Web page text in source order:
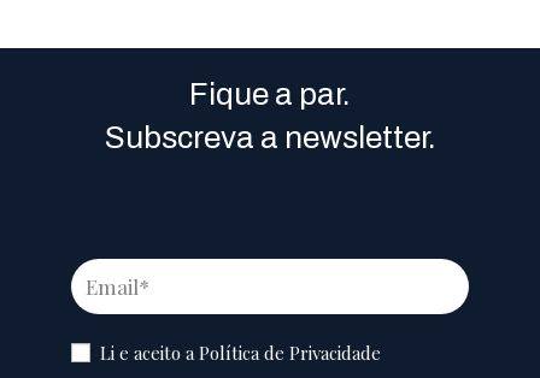
Fique a par.
Subscreva a newsletter.
Li e aceito a Política de Privacidade